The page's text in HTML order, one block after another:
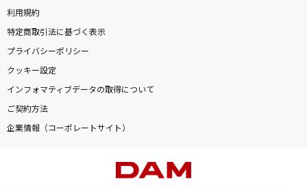
利用規約
特定商取引法に基づく表示
プライバシーポリシー
クッキー設定
インフォマティブデータの取得について
ご契約方法
企業情報（コーポレートサイト）